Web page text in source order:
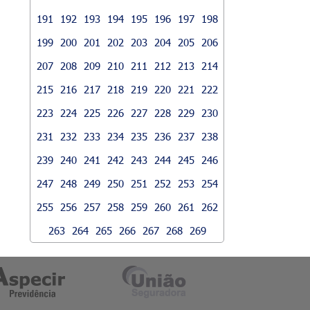
191
192 193 194 195 196 197
198
199
200 201 202 203 204 205
206
207
208 209 210 211 212 213
214
215
216 217 218 219 220 221
222
223
224 225 226 227 228 229
230
231
232 233 234 235 236 237
238
239
240 241 242 243 244 245
246
247
248 249 250 251 252 253
254
255
256 257 258 259 260 261
262
263
264 265 266 267 268 269